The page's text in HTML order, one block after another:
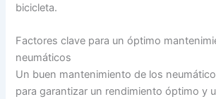
bicicleta.
Factores clave para un óptimo
neumáticos
Un buen mantenimiento de los
para garantizar un rendimiento óptimo y